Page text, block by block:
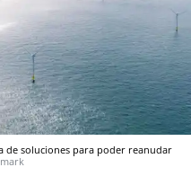
de soluciones para poder reanudar